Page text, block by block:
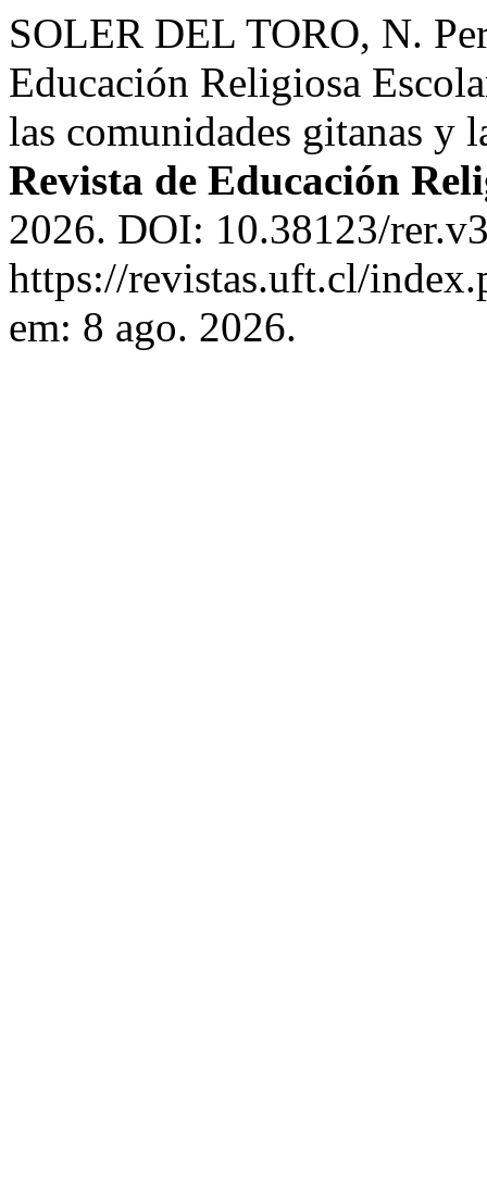
SOLER DEL TORO, N.
Educación Religiosa
las comunidades gitanas y
Revista de Educación
2026. DOI: 10.38123/
https://revistas.uft.cl/
em: 8 ago. 2026.